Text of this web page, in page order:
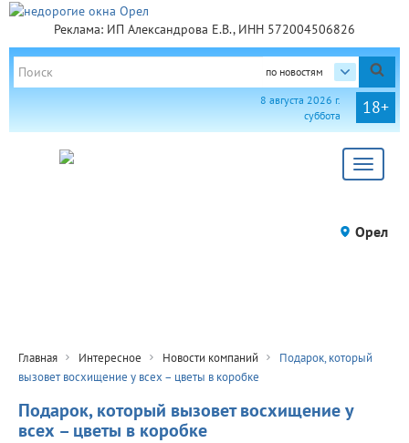
Реклама: ИП Александрова Е.В., ИНН 572004506826
по новостям
18+
8 августа 2026 г.
суббота
Toggle
Орел
Главная Интересное Новости компаний
Подарок, который
вызовет восхищение у всех – цветы в коробке
Подарок, который вызовет восхищение у
всех – цветы в коробке